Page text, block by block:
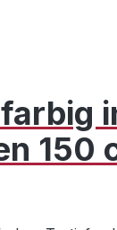
150